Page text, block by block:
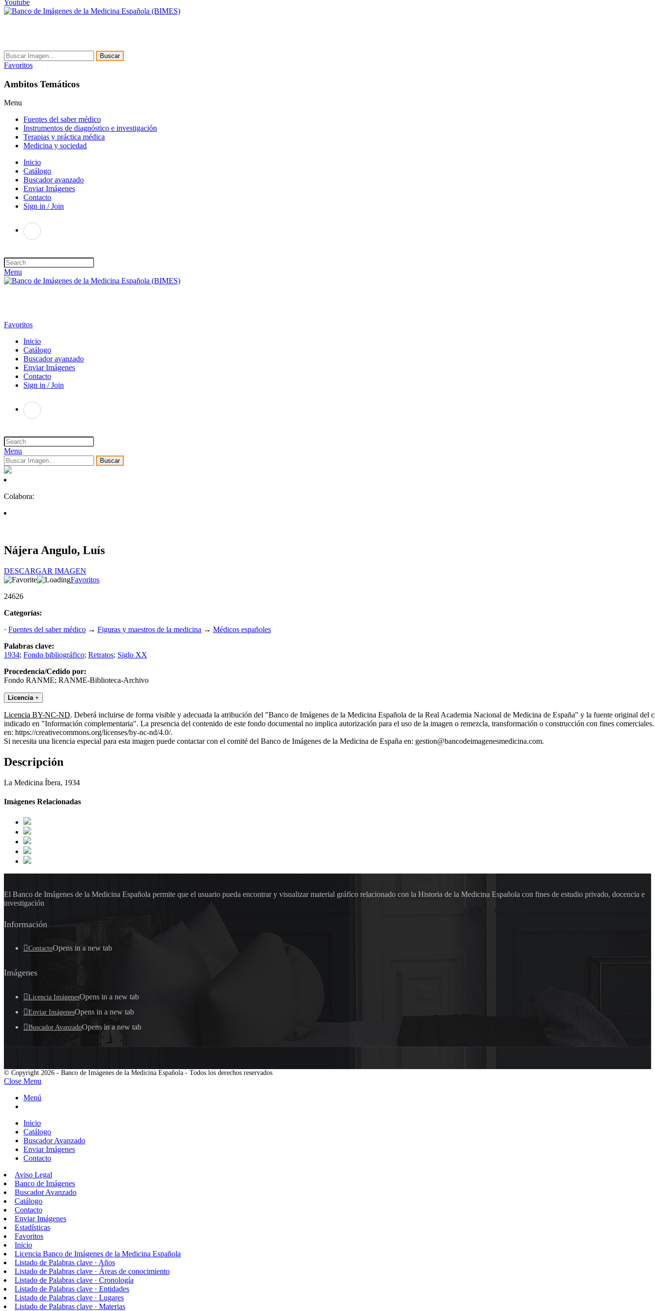
Youtube
Buscar
Favoritos
Ambitos Temáticos
Menu
Fuentes del saber médico
Instrumentos de diagnóstico e investigación
Terapias y práctica médica
Medicina y sociedad
Inicio
Catálogo
Buscador avanzado
Enviar Imágenes
Contacto
Sign in / Join
Menu
Favoritos
Inicio
Catálogo
Buscador avanzado
Enviar Imágenes
Contacto
Sign in / Join
Menu
Buscar
Colabora:
Nájera Angulo, Luís
DESCARGAR IMAGEN
Favoritos
24626
Categorías:
· Fuentes del saber médico → Figuras y maestros de la medicina → Médicos españoles
Palabras clave:
1934; Fondo bibliográfico; Retratos; Siglo XX
Procedencia/Cedido por:
Fondo RANME; RANME-Biblioteca-Archivo
Licencia +
Licencia BY-NC-ND. Deberá incluirse de forma visible y adecuada la atribución del "Banco de Imágenes de la Medicina Española de la Real Academia Nacional de Medicina de España" y la fuente original del
indicado en "Información complementaria". La presencia del contenido de este fondo documental no implica autorización para el uso de la imagen o remezcla, transformación o construcción con fines
en: https://creativecommons.org/licenses/by-nc-nd/4.0/.
Si necesita una licencia especial para esta imagen puede contactar con el comité del Banco de Imágenes de la Medicina de España en: gestion@bancodeimagenesmedicina.com.
Descripción
La Medicina Íbera, 1934
Imágenes Relacionadas
El Banco de Imágenes de la Medicina Española permite que el usuario pueda encontrar y visualizar material gráfico relacionado con la Historia de la Medicina Española con fines de estudio privado, docencia e
investigación
Información
ContactoOpens in a new tab
Imágenes
Licencia ImágenesOpens in a new tab
Enviar ImágenesOpens in a new tab
Buscador AvanzadoOpens in a new tab
© Copyright 2026 - Banco de Imágenes de la Medicina Española - Todos los derechos reservados
Close Menu
Menú
Inicio
Catálogo
Buscador Avanzado
Enviar Imágenes
Contacto
Aviso Legal
Banco de Imágenes
Buscador Avanzado
Catálogo
Contacto
Enviar Imágenes
Estadísticas
Favoritos
Inicio
Licencia Banco de Imágenes de la Medicina Española
Listado de Palabras clave · Años
Listado de Palabras clave · Áreas de conocimiento
Listado de Palabras clave · Cronología
Listado de Palabras clave · Entidades
Listado de Palabras clave · Lugares
Listado de Palabras clave · Materias